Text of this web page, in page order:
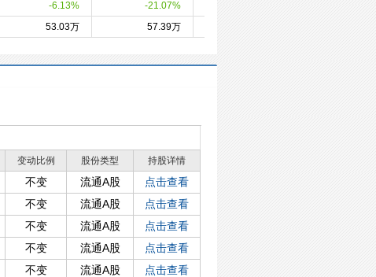
-6.13% -21.07%
53.03万 57.39万
变动比例 股份类型 持股详情
不变 流通A股
点击查看
不变 流通A股
点击查看
不变 流通A股
点击查看
不变 流通A股
点击查看
不变 流通A股
点击查看